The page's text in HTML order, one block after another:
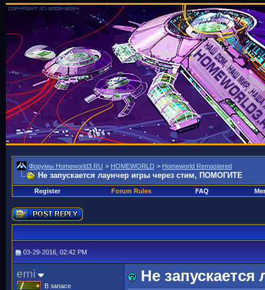
Форумы Homeworld3.RU > HOMEWORLD > Homeworld Remastered
Не запускается лаунчер игры через стим, ПОМОГИТЕ
Register Forum Rules FAQ
03-29-2016, 02:42 PM
erni
В запасе
Не